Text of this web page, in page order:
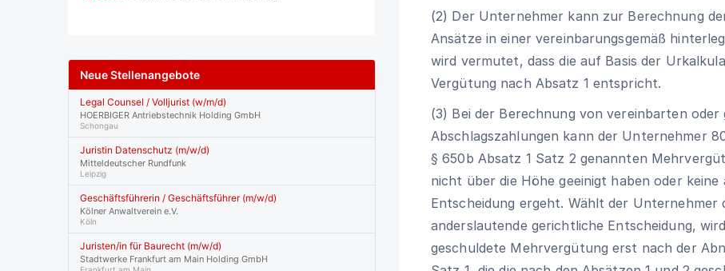
(2) Der Unternehmer kann zur Berechnung
Ansätze in einer vereinbarungsgemäß
wird vermutet, dass die auf Basis der
Vergütung nach Absatz 1 entspricht.
(3) Bei der Berechnung von vereinbarten oder
Abschlagszahlungen kann der Unternehmer
§ 650b Absatz 1 Satz 2 genannten
nicht über die Höhe geeinigt haben oder
Entscheidung ergeht. Wählt der Unternehmer
anderslautende gerichtliche Entscheidung,
geschuldete Mehrvergütung erst nach der